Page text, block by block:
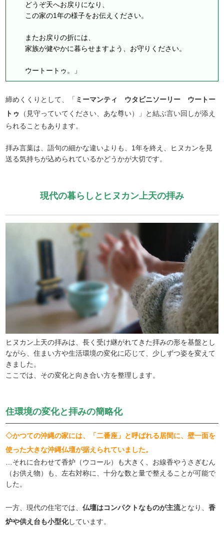
どうぞ天へお戻りになり、
この家の1年の様子をお伝えください。
またお戻りの折には、
家族が健やかに暮らせますよう、お守りください。
ウートートゥ。」
締めくくりとして、「 ミーマンティ ウタビニソーリー ウートー
トゥ
（見守っていてください、あな尊い）」と結ぶ言い回しが添え
られることもあります。
拝み言葉は、語句の細かな違いよりも、1年を終え、ヒヌカンを見
送る気持ちが込められているかどうかが大切です。
現代の暮らしとヒヌカン上天の拝み
ヒヌカン上天の拝みは、長く受け継がれてきた拝みの形を基盤とし
ながら、住まい方や生活環境の変化に応じて、少しずつ姿を変えて
きました。
ここでは、その変化と向き合い方を整理します。
住環境の変化と拝みの簡略化
◇かつての沖縄の家には、「二番座」と呼ばれる居間に、壁一面を
使った大きな沖縄仏壇が据えられていました。
…それに合わせて香炉（ウコール）も大きく、お線香やうさぎむん
（お供え物）も、左右対称に、十分な数と量で整えることが可能で
した。
一方、現代の住宅では、仏壇はコンパクトなものが主流となり、香
炉や供え台も小型化しています。